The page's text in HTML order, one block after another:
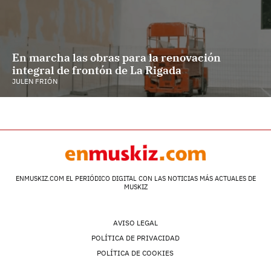
En marcha las obras para la renovación
integral de frontón de La Rigada
JULEN FRIÓN
ENMUSKIZ.COM EL PERIÓDICO DIGITAL CON LAS NOTICIAS MÁS ACTUALES DE
MUSKIZ
AVISO LEGAL
POLÍTICA DE PRIVACIDAD
POLÍTICA DE COOKIES